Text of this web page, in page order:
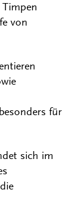
von
für
sich im